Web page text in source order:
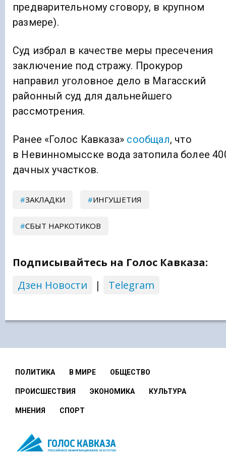
предварительному сговору, в крупном
размере).
Суд избрал в качестве меры пресечения
заключение под стражу. Прокурор
направил уголовное дело в Магасский
районный суд для дальнейшего
рассмотрения.
Ранее «Голос Кавказа» сообщал, что
в Невинномысске вода затопила более
дачных участков.
ЗАКЛАДКИ ИНГУШЕТИЯ
СБЫТ НАРКОТИКОВ
Подписывайтесь на Голос Кавказа:
Дзен Новости
| Telegram
ПОЛИТИКА В МИРЕ ОБЩЕСТВО
ПРОИСШЕСТВИЯ ЭКОНОМИКА КУЛЬТУРА
МНЕНИЯ СПОРТ